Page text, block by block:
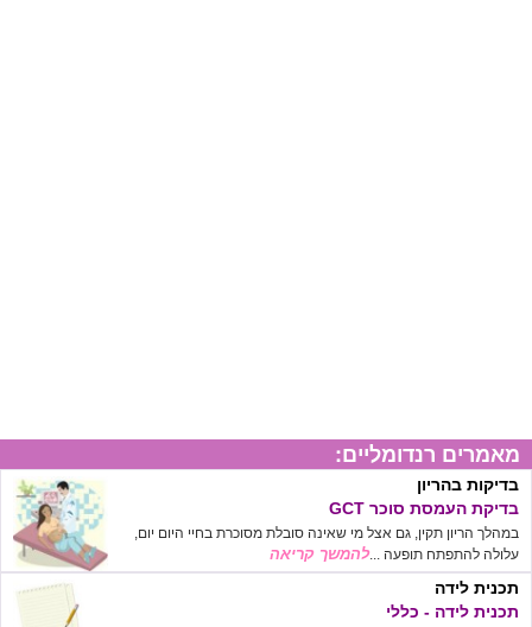
מאמרים רנדומליים:
בדיקות בהריון
בדיקת העמסת סוכר GCT
במהלך הריון תקין, גם אצל מי שאינה סובלת מסוכרת בחיי היום יום,
עלולה להתפתח תופעה ...להמשך קריאה
תכנית לידה
תכנית לידה - כללי